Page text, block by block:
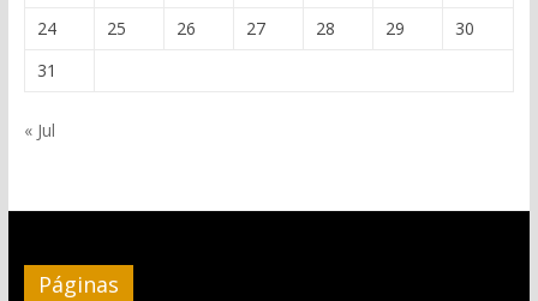
24
25 26 27 28 29
30
31
« Jul
Páginas